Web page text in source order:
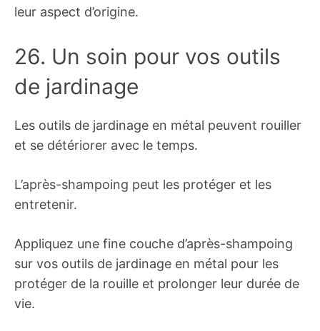
leur aspect d’origine.
26. Un soin pour vos outils
de jardinage
Les outils de jardinage en métal peuvent rouiller
et se détériorer avec le temps.
L’après-shampoing peut les protéger et les
entretenir.
Appliquez une fine couche d’après-shampoing
sur vos outils de jardinage en métal pour les
protéger de la rouille et prolonger leur durée de
vie.